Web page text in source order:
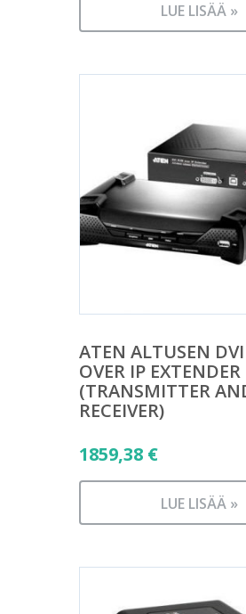
LUE LISÄÄ »
ATEN ALTUSEN
OVER IP
(TRANSMITTER
RECEIVER)
1859,38 €
LUE LISÄÄ »